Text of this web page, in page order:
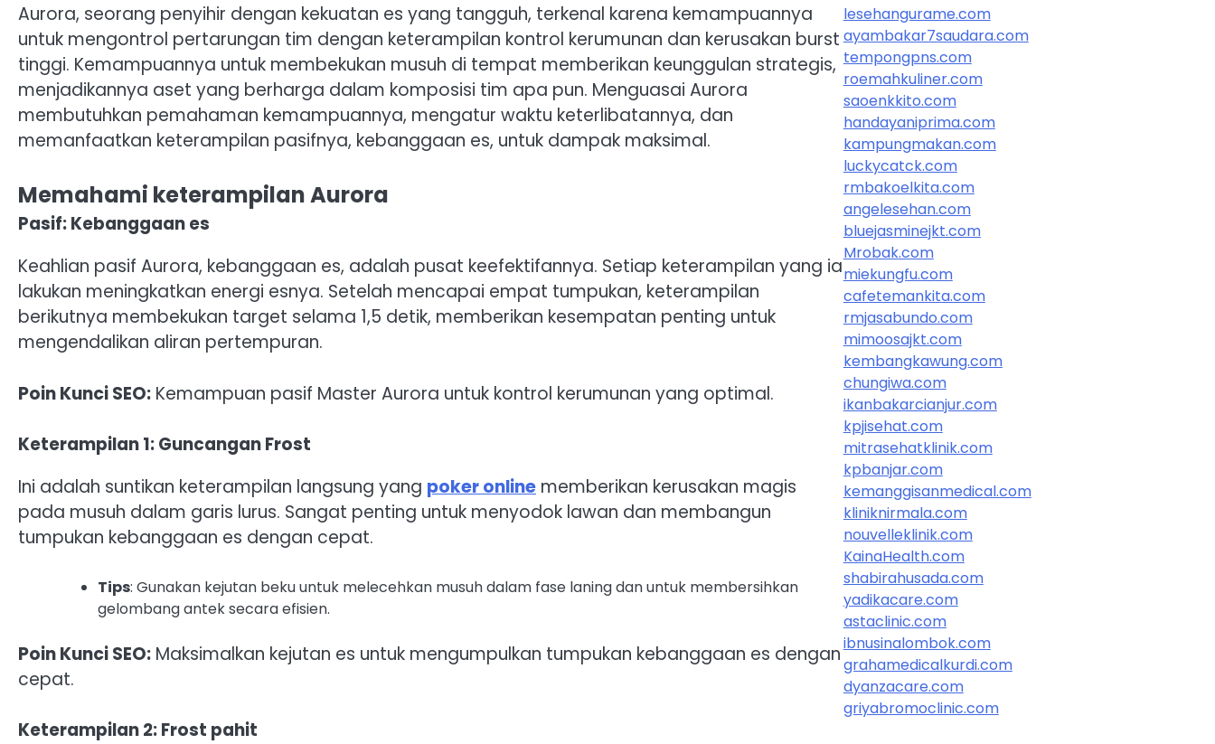
Aurora, seorang penyihir dengan kekuatan es yang tangguh, terkenal karena kemampuannya
untuk mengontrol pertarungan tim dengan keterampilan kontrol kerumunan dan kerusakan burst
tinggi. Kemampuannya untuk membekukan musuh di tempat memberikan keunggulan strategis,
menjadikannya aset yang berharga dalam komposisi tim apa pun. Menguasai Aurora
membutuhkan pemahaman kemampuannya, mengatur waktu keterlibatannya, dan
memanfaatkan keterampilan pasifnya, kebanggaan es, untuk dampak maksimal.
Memahami keterampilan Aurora
Pasif: Kebanggaan es
Keahlian pasif Aurora, kebanggaan es, adalah pusat keefektifannya. Setiap keterampilan yang ia
lakukan meningkatkan energi esnya. Setelah mencapai empat tumpukan, keterampilan
berikutnya membekukan target selama 1,5 detik, memberikan kesempatan penting untuk
mengendalikan aliran pertempuran.
Poin Kunci SEO: Kemampuan pasif Master Aurora untuk kontrol kerumunan yang optimal.
Keterampilan 1: Guncangan Frost
Ini adalah suntikan keterampilan langsung yang poker online memberikan kerusakan magis
pada musuh dalam garis lurus. Sangat penting untuk menyodok lawan dan membangun
tumpukan kebanggaan es dengan cepat.
Tips: Gunakan kejutan beku untuk melecehkan musuh dalam fase laning dan untuk membersihkan
gelombang antek secara efisien.
Poin Kunci SEO: Maksimalkan kejutan es untuk mengumpulkan tumpukan kebanggaan es dengan
cepat.
Keterampilan 2: Frost pahit
lesehangurame.com
ayambakar7saudara.com
tempongpns.com
roemahkuliner.com
saoenkkito.com
handayaniprima.com
kampungmakan.com
luckycatck.com
rmbakoelkita.com
angelesehan.com
bluejasminejkt.com
Mrobak.com
miekungfu.com
cafetemankita.com
rmjasabundo.com
mimoosajkt.com
kembangkawung.com
chungiwa.com
ikanbakarcianjur.com
kpjisehat.com
mitrasehatklinik.com
kpbanjar.com
kemanggisanmedical.com
kliniknirmala.com
nouvelleklinik.com
KainaHealth.com
shabirahusada.com
yadikacare.com
astaclinic.com
ibnusinalombok.com
grahamedicalkurdi.com
dyanzacare.com
griyabromoclinic.com